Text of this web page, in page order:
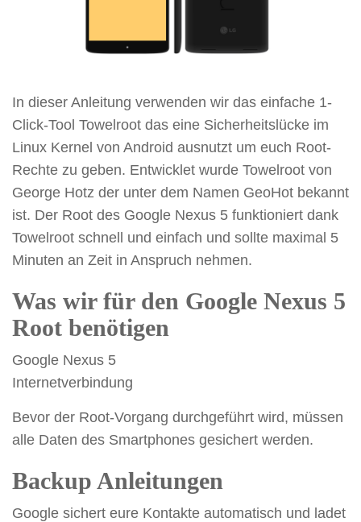
In dieser Anleitung verwenden wir das einfache 1-
Click-Tool Towelroot das eine Sicherheitslücke im
Linux Kernel von Android ausnutzt um euch Root-
Rechte zu geben. Entwicklet wurde Towelroot von
George Hotz der unter dem Namen GeoHot bekannt
ist. Der Root des Google Nexus 5 funktioniert dank
Towelroot schnell und einfach und sollte maximal 5
Minuten an Zeit in Anspruch nehmen.
Was wir für den Google Nexus 5
Root benötigen
Google Nexus 5
Internetverbindung
Bevor der Root-Vorgang durchgeführt wird, müssen
alle Daten des Smartphones gesichert werden.
Backup Anleitungen
Google sichert eure Kontakte automatisch und ladet